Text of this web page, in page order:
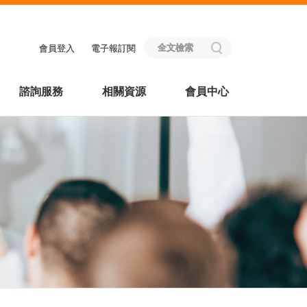
諮詢服務 相關資源 會員中心
會員登入 電子報訂閱